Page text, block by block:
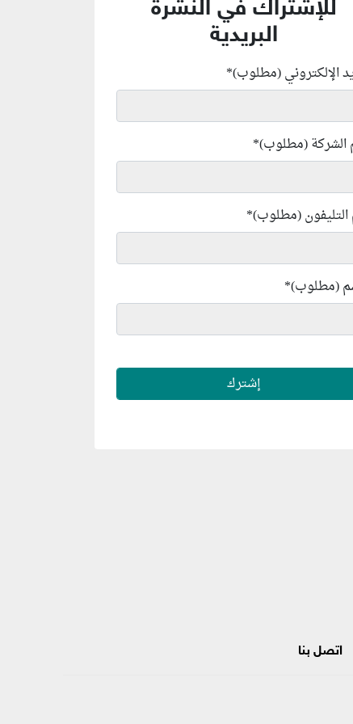
للإشتراك في النشرة
البريدية
الإلكتروني (مطلوب)*
الشركة (مطلوب)*
التليفون (مطلوب)*
(مطلوب)*
اتصل بنا